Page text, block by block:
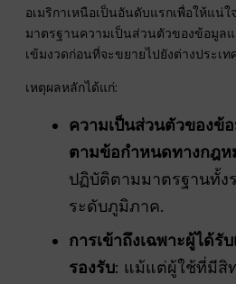
อเมริกาเหนือเป็นอันดับแรกเพื่อให้แน่
มาตรฐานความเป็นส่วนตัวของข้อมูล
เข้มงวดก่อนที่จะขยายไปยังต่างประเท
เหตุผลหลักได้แก่:
ความเป็นส่วนตัวของข้
ตามข้อกำหนดทางกฎห
ปฏิบัติตามมาตรฐานทั้ง
ระดับภูมิภาค.
การเข้าถึงเฉพาะผู้ได้
รองรับ: แม้แต่ผู้ใช้ที่มีสิ